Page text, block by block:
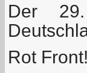
Der
Rot Front!